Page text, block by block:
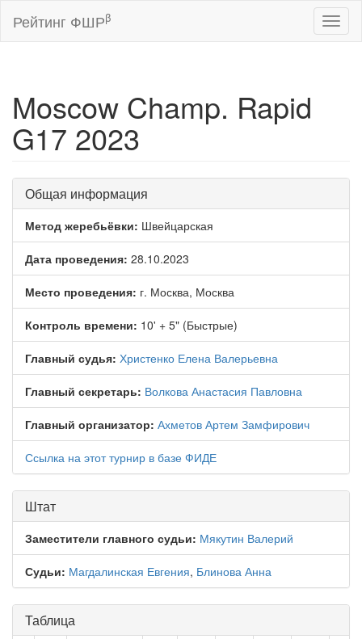
Рейтинг ФШРβ
Moscow Champ. Rapid
G17 2023
Общая информация
Метод жеребьёвки: Швейцарская
Дата проведения: 28.10.2023
Место проведения: г. Москва, Москва
Контроль времени: 10' + 5" (Быстрые)
Главный судья: Христенко Елена Валерьевна
Главный секретарь: Волкова Анастасия Павловна
Главный организатор: Ахметов Артем Замфирович
Ссылка на этот турнир в базе ФИДЕ
Штат
Заместители главного судьи: Мякутин Валерий
Судьи: Магдалинская Евгения, Блинова Анна
Таблица